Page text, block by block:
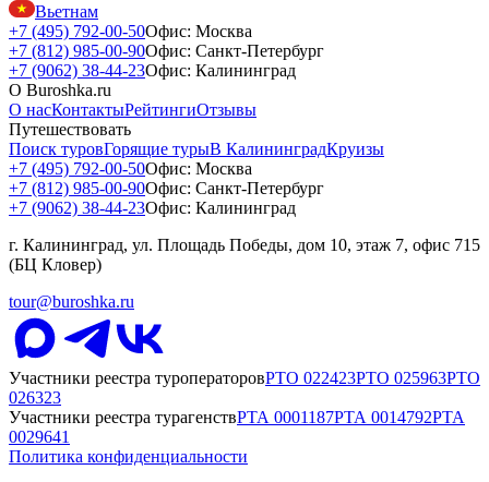
Вьетнам
+7 (495) 792-00-50Офис: Москва
+7 (812) 985-00-90Офис: Санкт-Петербург
+7 (9062) 38-44-23Офис: Калининград
О Buroshka.ru
О насКонтактыРейтингиОтзывы
Путешествовать
Поиск туровГорящие турыВ КалининградКруизы
+7 (495) 792-00-50Офис: Москва
+7 (812) 985-00-90Офис: Санкт-Петербург
+7 (9062) 38-44-23Офис: Калининград
г. Калининград, ул. Площадь Победы, дом 10, этаж 7, офис 715
(БЦ Кловер)
tour@buroshka.ru
Участники реестра туроператоровРТО 022423РТО 025963РТО
026323
Участники реестра турагенствРТА 0001187РТА 0014792РТА
0029641
Политика конфиденциальности